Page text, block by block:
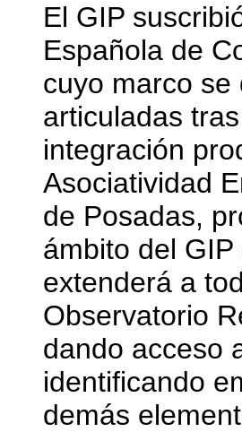
El GIP
Española de
cuyo marco
articuladas
integración
Asociatividad
de Posadas,
ámbito del
extenderá a
Observatorio
dando acceso
identificando
demás